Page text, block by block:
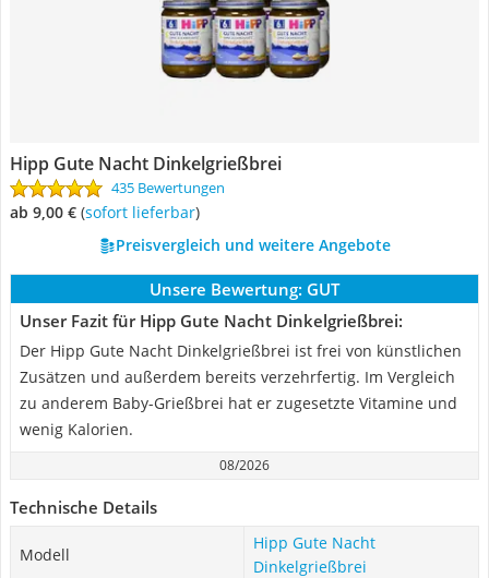
Hipp Gute Nacht Dinkelgrießbrei
435 Bewertungen
ab 9,00 € ( Sofort lieferbar)
Preisvergleich und weitere Angebote
Unsere Bewertung: GUT
Unser Fazit für Hipp Gute Nacht Dinkelgrießbrei:
Der Hipp Gute Nacht Dinkelgrießbrei ist frei von künstlichen
Zusätzen und außerdem bereits verzehrfertig. Im Vergleich
zu anderem Baby-Grießbrei hat er zugesetzte Vitamine und
wenig Kalorien.
08/2026
Technische Details
Modell
Hipp Gute Nacht
Dinkelgrießbrei